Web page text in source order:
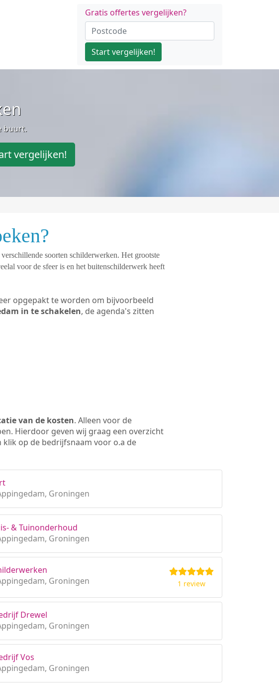
Gratis offertes vergelijken?
Start vergelijken!
buurt.
vergelijken!
soorten schilderwerken. Het grootste
voor de sfeer is en het buitenschilderwerk heeft
opgepakt te worden om bijvoorbeeld
in te schakelen, de agenda's zitten
van de kosten. Alleen voor de
Hierdoor geven wij graag een overzicht
op de bedrijfsnaam voor o.a de
Groningen
& Tuinonderhoud
Groningen
Groningen
1 review
Drewel
Groningen
Vos
Groningen